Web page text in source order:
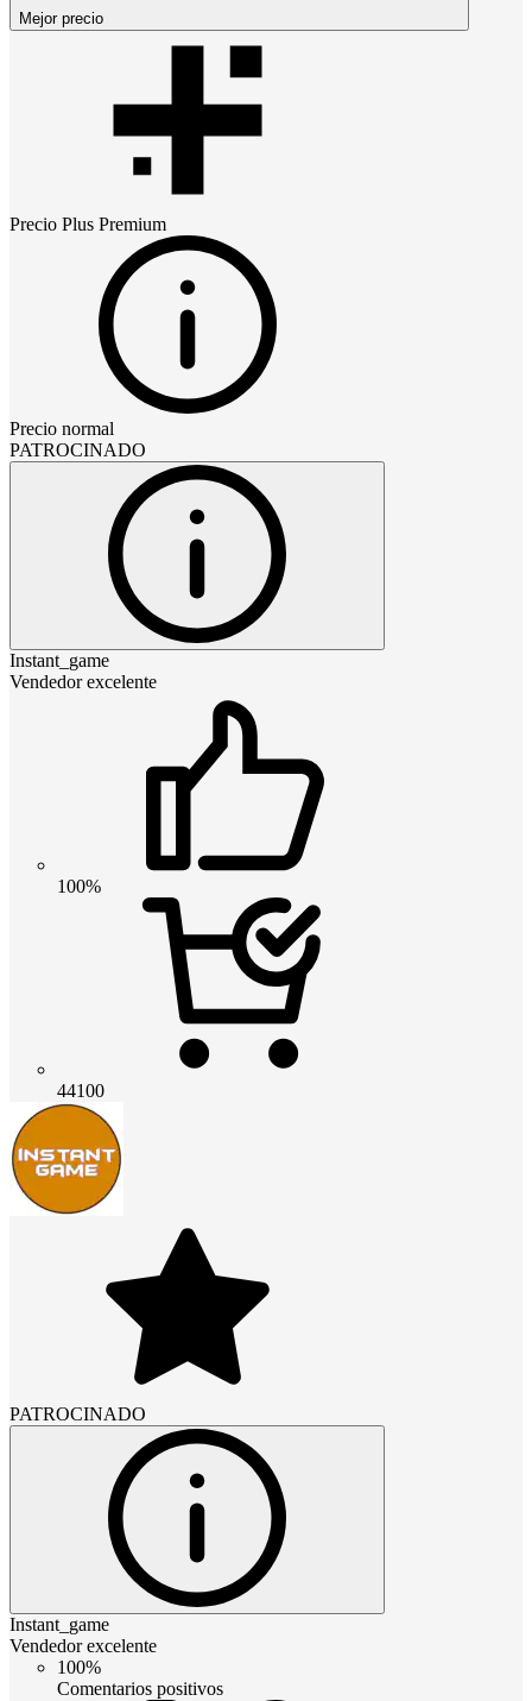
Mejor precio
Precio Plus Premium
Precio normal
PATROCINADO
Instant_game
Vendedor excelente
100%
44100
PATROCINADO
Instant_game
Vendedor excelente
100%
Comentarios positivos